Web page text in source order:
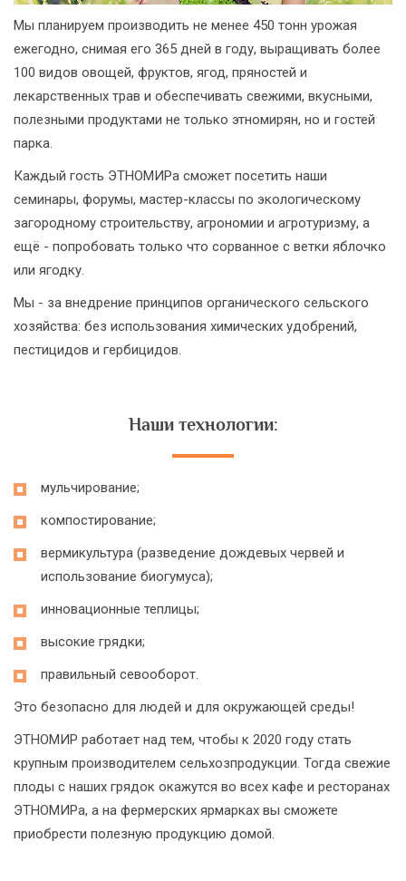
Мы планируем производить не менее 450 тонн урожая
ежегодно, снимая его 365 дней в году, выращивать более
100 видов овощей, фруктов, ягод, пряностей и
лекарственных трав и обеспечивать свежими, вкусными,
полезными продуктами не только этномирян, но и гостей
парка.
Каждый гость ЭТНОМИРа сможет посетить наши
семинары, форумы, мастер-классы по экологическому
загородному строительству, агрономии и агротуризму, а
ещё - попробовать только что сорванное с ветки яблочко
или ягодку.
Мы - за внедрение принципов органического сельского
хозяйства: без использования химических удобрений,
пестицидов и гербицидов.
Наши технологии:
мульчирование;
компостирование;
вермикультура (разведение дождевых червей и
использование биогумуса);
инновационные теплицы;
высокие грядки;
правильный севооборот.
Это безопасно для людей и для окружающей среды!
ЭТНОМИР работает над тем, чтобы к 2020 году стать
крупным производителем сельхозпродукции. Тогда свежие
плоды с наших грядок окажутся во всех кафе и ресторанах
ЭТНОМИРа, а на фермерских ярмарках вы сможете
приобрести полезную продукцию домой.